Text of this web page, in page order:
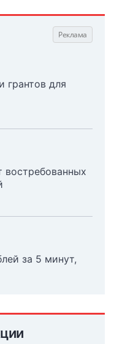
грантов для
востребованных
за 5 минут,